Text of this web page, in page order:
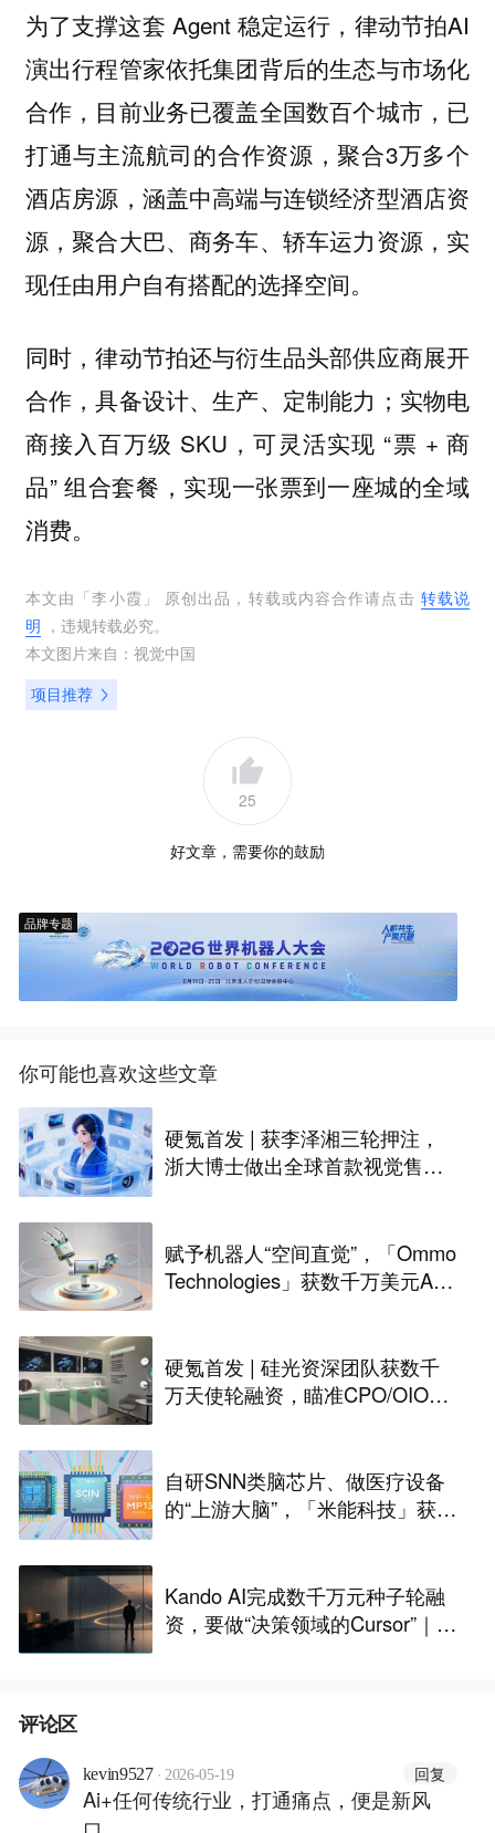
为了支撑这套 Agent 稳定运行，律动节拍AI
演出行程管家依托集团背后的生态与市场化
合作，目前业务已覆盖全国数百个城市，已
打通与主流航司的合作资源，聚合3万多个
酒店房源，涵盖中高端与连锁经济型酒店资
源，聚合大巴、商务车、轿车运力资源，实
现任由用户自有搭配的选择空间。
同时，律动节拍还与衍生品头部供应商展开
合作，具备设计、生产、定制能力；实物电
商接入百万级 SKU，可灵活实现 “票 + 商
品” 组合套餐，实现一张票到一座城的全域
消费。
本文由「 李小霞 」 原创出品，转载或内容合作请点击 转载说
明 ，违规转载必究。
本文图片来自： 视觉中国
项目推荐
25
好文章，需要你的鼓励
品牌专题
你可能也喜欢这些文章
硬氪首发 | 获李泽湘三轮押注，
浙大博士做出全球首款视觉售后
赋予机器人“空间直觉”，「Ommo
Technologies」获数千万美元A轮
硬氪首发 | 硅光资深团队获数千
万天使轮融资，瞄准CPO/OIO下
自研SNN类脑芯片、做医疗设备
的“上游大脑”，「米能科技」获数
Kando AI完成数千万元种子轮融
资，要做“决策领域的Cursor”｜涌
评论区
kevin9527 · 2026-05-19 回复
Ai+任何传统行业，打通痛点，便是新风